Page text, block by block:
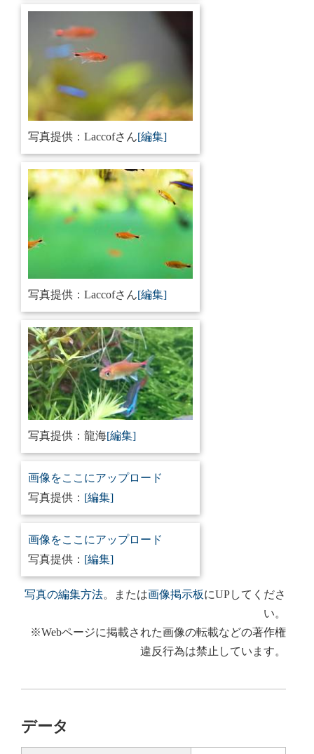
写真提供： Laccofさん[編集]
写真提供： Laccofさん[編集]
写真提供： 龍海[編集]
画像をここにアップロード
写真提供： [編集]
画像をここにアップロード
写真提供： [編集]
写真の編集方法。または画像掲示板にUPしてくださ
い。
※Webページに掲載された画像の転載などの著作権
違反行為は禁止しています。
データ